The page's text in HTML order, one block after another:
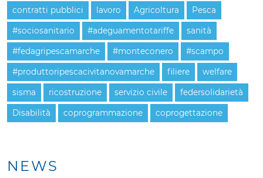
NEWS
contratti pubblici lavoro Agricoltura Pesca
#sociosanitario #adeguamentotariffe sanità
#fedagripescamarche #monteconero #scampo
#produttoripescacivitanovamarche filiere welfare
sisma ricostruzione servizio civile federsolidarietà
Disabilità coprogrammazione coprogettazione